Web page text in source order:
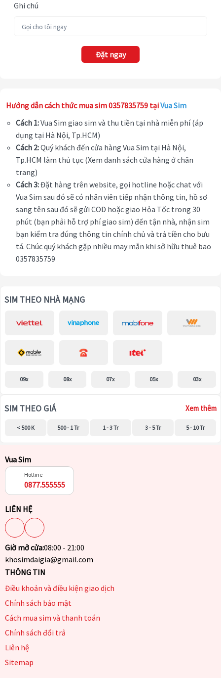
Ghi chú
Đặt ngay
Hướng dẫn cách thức mua sim 0357835759 tạiVua Sim
Cách 1:Vua Sim giao sim và thu tiền tại nhà miễn phí (áp
dụng tại Hà Nội, Tp.HCM)
Cách 2:Quý khách đến cửa hàng Vua Sim tại Hà Nội,
Tp.HCM làm thủ tục (Xem danh sách cửa hàng ở chân
trang)
Cách 3:Đặt hàng trên website, gọi hotline hoặc chat với
Vua Sim sau đó sẽ có nhân viên tiếp nhận thông tin, hồ sơ
sang tên sau đó sẽ gửi COD hoặc giao Hỏa Tốc trong 30
phút (bạn phải hỗ trợ phí giao sim) đến tận nhà, nhận sim
bạn kiểm tra đúng thông tin chính chủ và trả tiền cho bưu
tá. Chúc quý khách gặp nhiều may mắn khi sở hữu thuê bao
0357835759
SIM THEO NHÀ MẠNG
09x 08x 07x 05x 03x
SIM THEO GIÁ Xem thêm
< 500 K 500 - 1 Tr 1 - 3 Tr 3 - 5 Tr 5 - 10 Tr
Vua Sim
Hotline
0877.555555
LIÊN HỆ
Giờ mở cửa:08:00 - 21:00
khosimdaigia@gmail.com
THÔNG TIN
Điều khoản và điều kiện giao dịch
Chính sách bảo mật
Cách mua sim và thanh toán
Chính sách đổi trả
Liên hệ
Sitemap